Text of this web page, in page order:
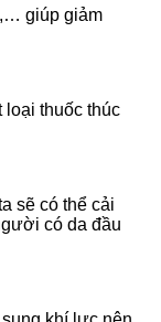
giúp giảm
loại thuốc thúc
sẽ có thể cải
có da đầu